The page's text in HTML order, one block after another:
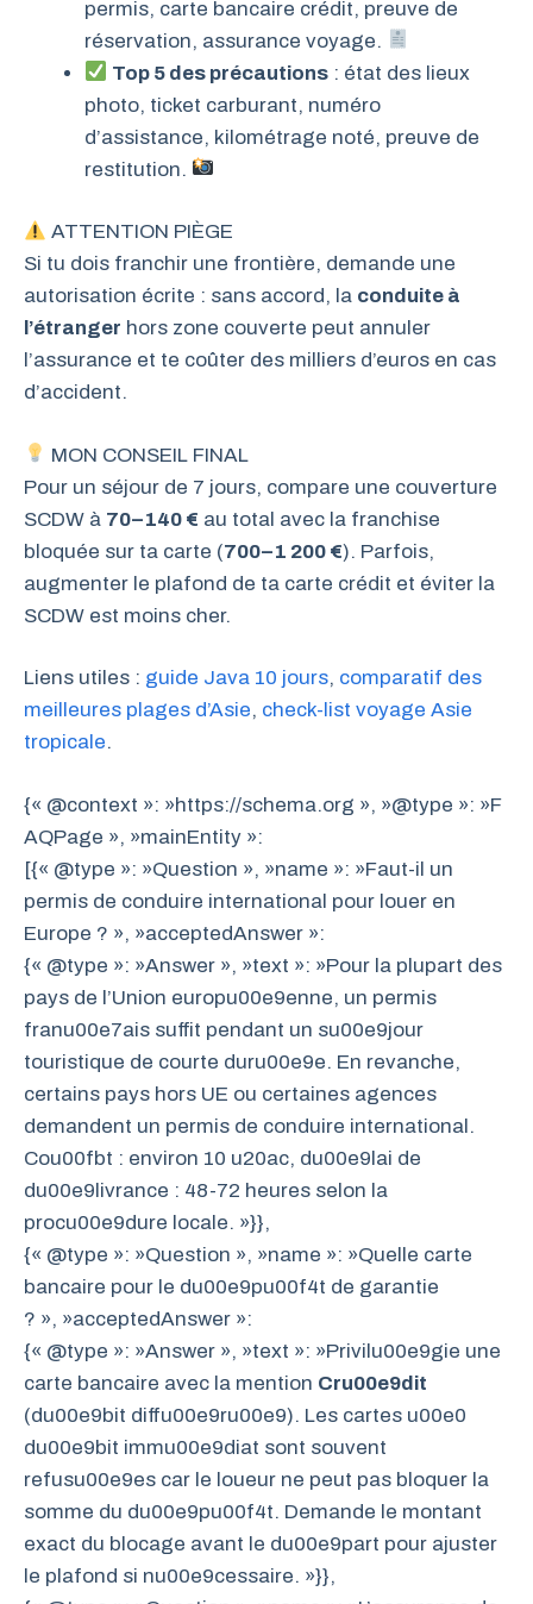
permis, carte bancaire crédit, preuve de
réservation, assurance voyage.
Top 5 des précautions : état des lieux
photo, ticket carburant, numéro
d’assistance, kilométrage noté, preuve de
restitution.
ATTENTION PIÈGE
Si tu dois franchir une frontière, demande une
autorisation écrite : sans accord, la conduite à
l’étranger hors zone couverte peut annuler
l’assurance et te coûter des milliers d’euros en cas
d’accident.
MON CONSEIL FINAL
Pour un séjour de 7 jours, compare une couverture
SCDW à 70–140 € au total avec la franchise
bloquée sur ta carte (700–1 200 €). Parfois,
augmenter le plafond de ta carte crédit et éviter la
SCDW est moins cher.
Liens utiles : guide Java 10 jours, comparatif des
meilleures plages d’Asie, check-list voyage Asie
tropicale.
{« @context »: »https://schema.org », »@type »: »F
AQPage », »mainEntity »:
[{« @type »: »Question », »name »: »Faut-il un
permis de conduire international pour louer en
Europe ? », »acceptedAnswer »:
{« @type »: »Answer », »text »: »Pour la plupart des
pays de l’Union europu00e9enne, un permis
franu00e7ais suffit pendant un su00e9jour
touristique de courte duru00e9e. En revanche,
certains pays hors UE ou certaines agences
demandent un permis de conduire international.
Cou00fbt : environ 10 u20ac, du00e9lai de
du00e9livrance : 48-72 heures selon la
procu00e9dure locale. »}},
{« @type »: »Question », »name »: »Quelle carte
bancaire pour le du00e9pu00f4t de garantie
? », »acceptedAnswer »:
{« @type »: »Answer », »text »: »Privilu00e9gie une
carte bancaire avec la mention Cru00e9dit
(du00e9bit diffu00e9ru00e9). Les cartes u00e0
du00e9bit immu00e9diat sont souvent
refusu00e9es car le loueur ne peut pas bloquer la
somme du du00e9pu00f4t. Demande le montant
exact du blocage avant le du00e9part pour ajuster
le plafond si nu00e9cessaire. »}},